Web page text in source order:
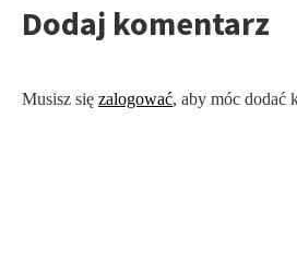
Dodaj komentarz
Musisz się zalogować, aby móc dodać